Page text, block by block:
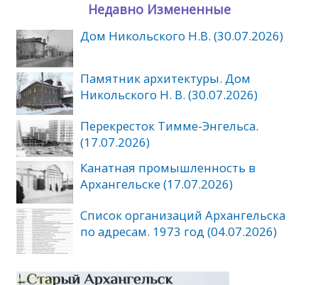
Недавно Измененные
Дом Никольского Н.В. (30.07.2026)
Памятник архитектуры. Дом
Никольского Н. В. (30.07.2026)
Перекресток Тимме-Энгельса.
(17.07.2026)
Канатная промышленность в
Архангельске (17.07.2026)
Список организаций Архангельска
по адресам. 1973 год (04.07.2026)